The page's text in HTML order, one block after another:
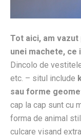
Tot aici, am
unei machete, ce
Dincolo de
etc. – situl include
sau forme
cap la cap sunt cu
forma de animal
culcare visand